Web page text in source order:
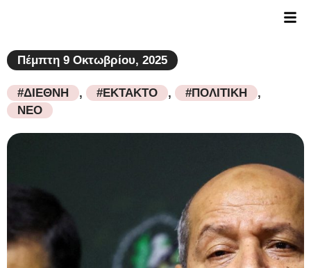
Πέμπτη 9 Οκτωβρίου, 2025
#ΔΙΕΘΝΗ , #ΕΚΤΑΚΤΟ , #ΠΟΛΙΤΙΚΗ
,
ΝΕΟ